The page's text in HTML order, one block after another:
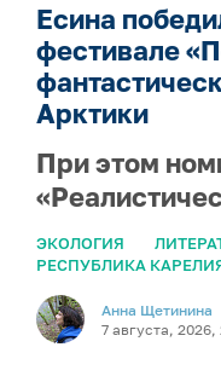
Есина
фестивале
Арктики
При этом
ЭКОЛОГИЯ
РЕСПУБЛИКА
Анна Щетинина
7 августа, 2026,